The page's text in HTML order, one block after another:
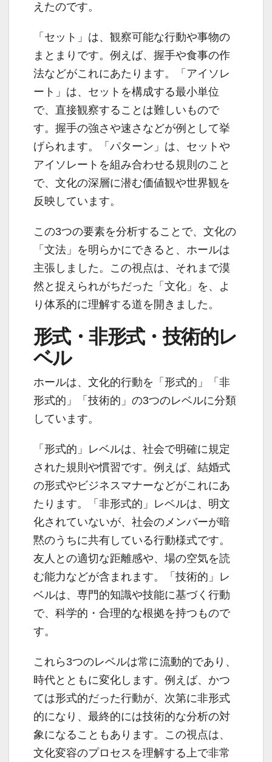
えたのです。
「セット」は、観察可能な行動や事物の
まとまりです。例えば、握手や食事の作
法などがこれにあたります。「アイソレ
ート」は、セットを構成する最小単位
で、直接観察することは難しいもので
す。握手の強さや速さなどが例として挙
げられます。「パターン」は、セットや
アイソレートを組み合わせる規則のこと
で、文化の深層に潜む価値観や世界観を
反映しています。
この3つの要素を分析することで、文化の
「文法」を明らかにできると、ホールは
主張しました。この視点は、それまで漠
然と捉えられがちだった「文化」を、よ
り体系的に理解する道を開きました。
形式・非形式・技術的レ
ベル
ホールは、文化的行動を「形式的」「非
形式的」「技術的」の3つのレベルに分類
しています。
「形式的」レベルは、社会で明確に規定
された規則や慣習です。例えば、結婚式
の形式やビジネスマナーなどがこれにあ
たります。「非形式的」レベルは、明文
化されていないが、社会のメンバーが暗
黙のうちに共有している行動様式です。
友人との適切な距離感や、場の空気を読
む能力などが含まれます。「技術的」レ
ベルは、専門的知識や技能に基づく行動
で、科学的・合理的な根拠を持つもので
す。
これら3つのレベルは常に流動的であり、
時代とともに変化します。例えば、かつ
ては形式的だった行動が、次第に非形式
的になり、最終的には技術的な分析の対
象になることもあります。この視点は、
文化変容のプロセスを理解する上で非常